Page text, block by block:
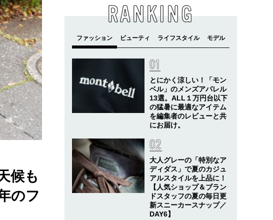
候も
のフ
RANKING
とにかく涼しい！「モン
ベル」のメンズアパレル
13選。ALL１万円台以下
の猛暑に最適なアイテム
を編集者のレビューと共
にお届け。
大人グレーの「特別なア
ディダス」で夏のカジュ
アルスタイルを上品に！
【人気ショップ＆ブラン
ドスタッフの夏の毎日更
新スニーカースナップ／
DAY6】